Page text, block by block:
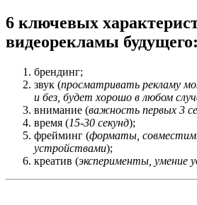
6 ключевых
видеорекламы будущего:
брендинг;
звук (просматривать рекламу
и без, будет хорошо в любом
внимание (важность первых 3
время (15-30 секунд);
фрейминг (форматы,
устройствами);
креатив (эксперименты, умение